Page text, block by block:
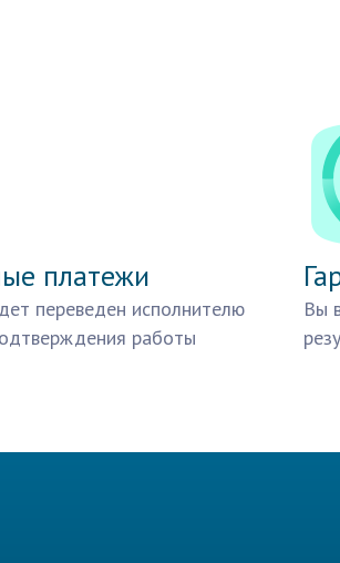
платежи
переведен исполнителю
работы
Вы